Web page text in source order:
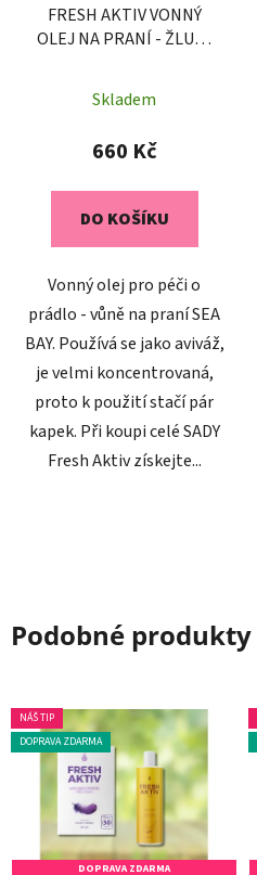
FRESH AKTIV VONNÝ
OLEJ NA PRANÍ - ŽLUTÝ
Skladem
660 Kč
DO KOŠÍKU
Vonný olej pro péči o
prádlo - vůně na praní SEA
BAY. Používá se jako aviváž,
je velmi koncentrovaná,
proto k použití stačí pár
kapek. Při koupi celé SADY
Fresh Aktiv získejte...
Podobné produkty
NÁŠ TIP
DOPRAVA ZDARMA
DOPRAVA ZDARMA